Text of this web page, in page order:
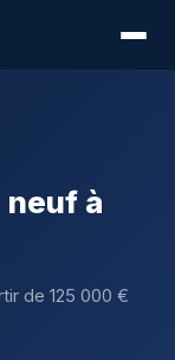
neuf à
de 125 000 €